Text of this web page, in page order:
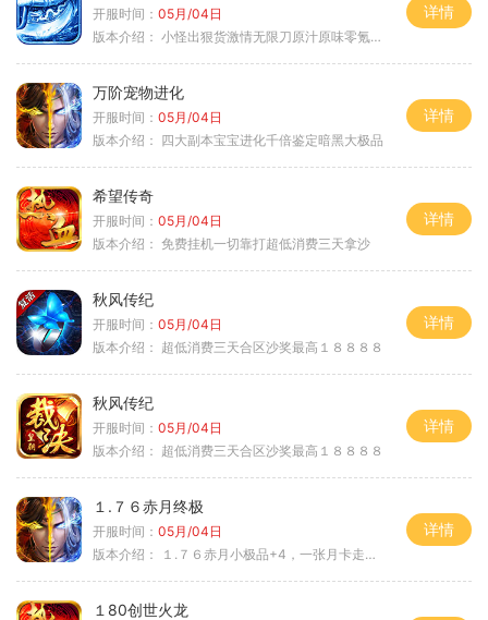
开服时间： 05月/04日
版本介绍： 小怪出狠货激情无限刀原汁原味零氪通关
详情
万阶宠物进化
开服时间： 05月/04日
版本介绍： 四大副本宝宝进化千倍鉴定暗黑大极品
详情
希望传奇
开服时间： 05月/04日
版本介绍： 免费挂机一切靠打超低消费三天拿沙
详情
秋风传纪
开服时间： 05月/04日
版本介绍： 超低消费三天合区沙奖最高１８８８８
详情
秋风传纪
开服时间： 05月/04日
版本介绍： 超低消费三天合区沙奖最高１８８８８
详情
１.７６赤月终极
开服时间： 05月/04日
版本介绍：
１.７６赤月小极品+4，一张月卡走天涯b
详情
１80创世火龙